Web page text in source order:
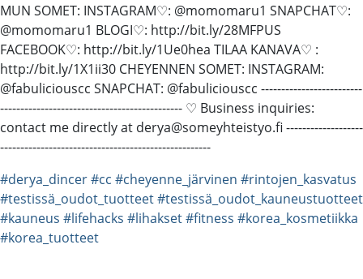
MUN SOMET: INSTAGRAM♡: @momomaru1 SNAPCHAT♡:
@momomaru1 BLOGI♡: http://bit.ly/28MFPUS
FACEBOOK♡: http://bit.ly/1Ue0hea TILAA KANAVA♡ :
http://bit.ly/1X1ii30 CHEYENNEN SOMET: INSTAGRAM:
@fabuliciouscc SNAPCHAT: @fabuliciouscc -------------------------
---------------­------------------------------ ♡ Business inquiries:
contact me directly at derya@someyhteistyo.fi -------------------
---------------------­-------------------------------
#derya_dincer#cc #cheyenne_järvinen #rintojen_kasvatus
#testissä_oudot_tuotteet#testissä_oudot_kauneustuotteet
#kauneus #lifehacks #lihakset#fitness #korea_kosmetiikka
#korea_tuotteet